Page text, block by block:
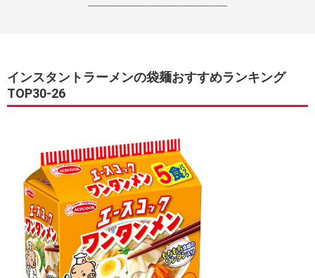
------------------------------------------------------------------
インスタントラーメンの袋麺おすすめランキング
TOP30-26